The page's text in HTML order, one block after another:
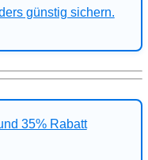
günstig sichern.